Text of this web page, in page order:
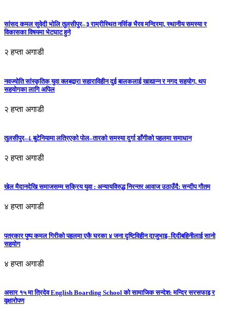
सांसद कमल सुवेदी भोलि तुलसीपुर–३ राम्रीस्थित नर्सिङ भैरव मन्दिरमा, स्थानीय समस्या र
विकासका विषयमा भेटघाट हुने
२ हप्ता अगाडी
नवज्योति सांस्कृतिक युवा क्लबद्वारा सहाराविहीन दुई बालकलाई खाद्यान्न र नगद सहयोग, थप
सहयोगका लागि अपिल
२ हप्ता अगाडी
तुलसीपुर–८ बुटेनियामा लत्रिएको पोल–तारको समस्या दुर्गा डाँगीको पहलमा समाधान
२ हप्ता अगाडी
खेल मैदानदेखि समाजसम्म सक्रिय युवा : अन्यायविरुद्ध निरन्तर आवाज उठाउँदै: सन्दीप गौतम
४ हप्ता अगाडी
पत्रकार पुष्प कमल गिरीको पहलमा एकै घरका ४ जना दृष्टिविहीन दाजुभाइ–दिदीबहिनीलाई सानो
सहयोग
४ हप्ता अगाडी
असार १५ मा त्रिदेव English Boarding School को सामाजिक सन्देश: मन्दिर सरसफाइ र
वृक्षारोपण